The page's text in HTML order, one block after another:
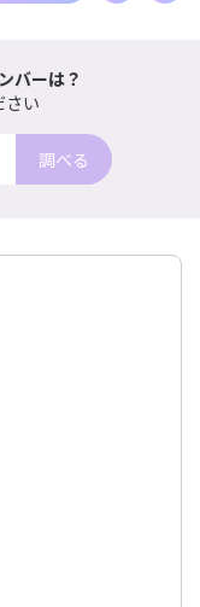
バーは？
さい
調べる